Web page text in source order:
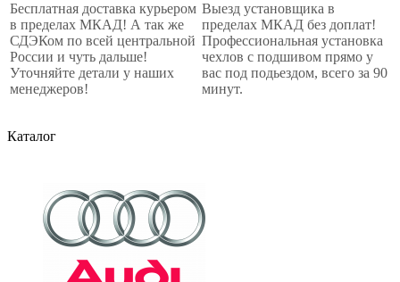
Бесплатная доставка курьером
в пределах МКАД! А так же
СДЭКом по всей центральной
России и чуть дальше!
Уточняйте детали у наших
менеджеров!
Выезд установщика в
пределах МКАД без доплат!
Профессиональная установка
чехлов с подшивом прямо у
вас под подьездом, всего за 90
минут.
Каталог